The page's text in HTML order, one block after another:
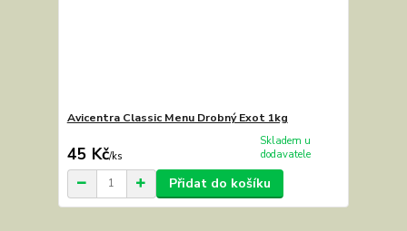
Avicentra Classic Menu Drobný Exot 1kg
45 Kč/ks
Skladem u
dodavatele
Přidat do košíku